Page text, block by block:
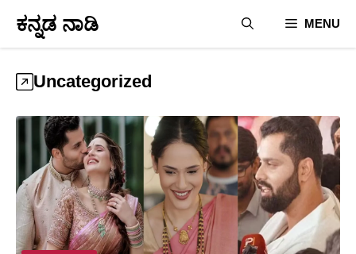
content
ಕನ್ನಡ ನಾಡಿ MENU
Uncategorized